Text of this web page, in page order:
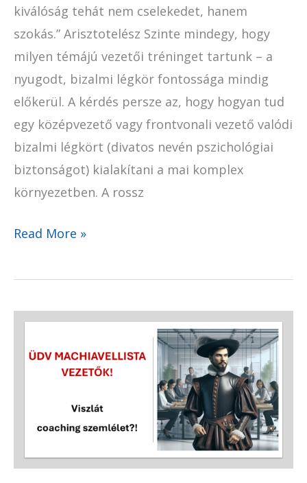
kiválóság tehát nem cselekedet, hanem
szokás.” Arisztotelész Szinte mindegy, hogy
milyen témájú vezetői tréninget tartunk – a
nyugodt, bizalmi légkör fontossága mindig
előkerül. A kérdés persze az, hogy hogyan tud
egy középvezető vagy frontvonali vezető valódi
bizalmi légkört (divatos nevén pszichológiai
biztonságot) kialakítani a mai komplex
környezetben. A rossz
Read More »
Üdv
coaching
szemlélet?!